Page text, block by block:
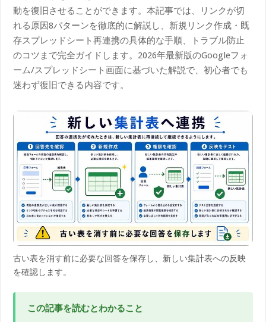
動を復旧させることができます。本記事では、リンクが切
れる原因8パターンを徹底的に解説し、新規リンク作成・既
存スプレッドシート再連携の具体的な手順、トラブル防止
のコツまで完全ガイドします。2026年最新版のGoogleフォ
ーム/スプレッドシート画面に基づいた解説で、初心者でも
迷わず復旧できる内容です。
古い表を消す前に必要な回答を保存し、新しい集計表への反映
を確認します。
この記事を読むとわかること